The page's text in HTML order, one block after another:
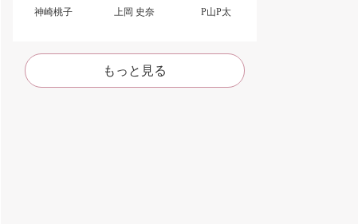
神崎桃子 上岡 史奈 P山P太
もっと見る